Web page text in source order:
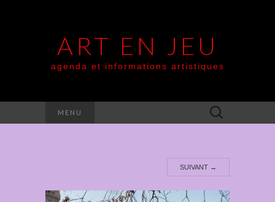
ART EN JEU
agenda et informations artistiques
MENU Rechercher :
SUIVANT →